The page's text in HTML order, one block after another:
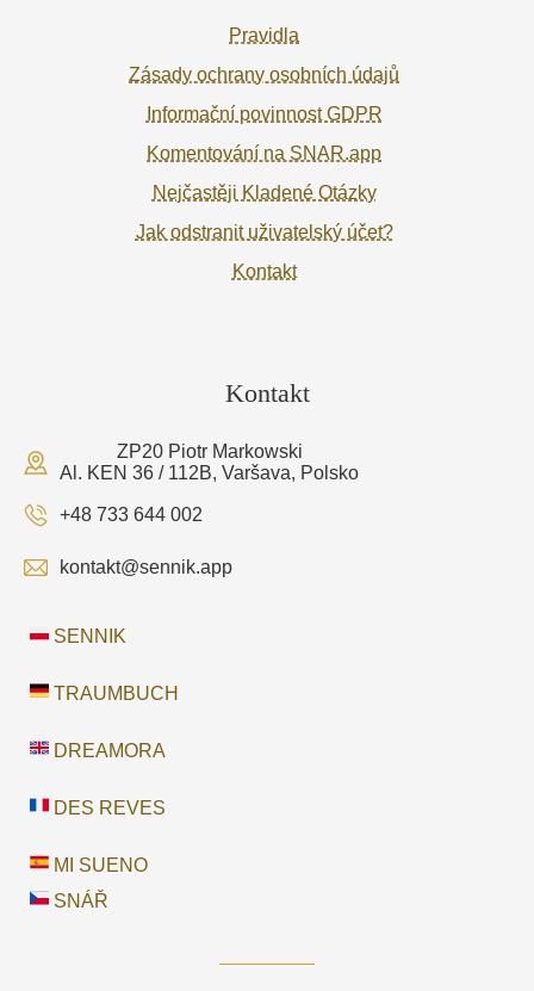
Pravidla
Zásady ochrany osobních údajů
Informační povinnost GDPR
Komentování na SNAR.app
Nejčastěji Kladené Otázky
Jak odstranit uživatelský účet?
Kontakt
Kontakt
ZP20 Piotr Markowski
Al. KEN 36 / 112B, Varšava, Polsko
+48 733 644 002
kontakt@sennik.app
SENNIK
TRAUMBUCH
DREAMORA
DES REVES
MI SUENO
SNÁŘ